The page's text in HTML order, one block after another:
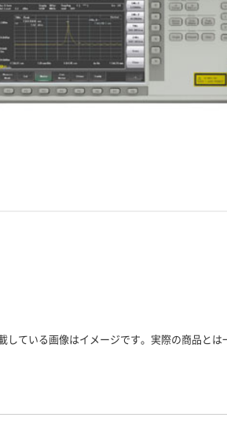
している画像はイメージです。実際の商品とは